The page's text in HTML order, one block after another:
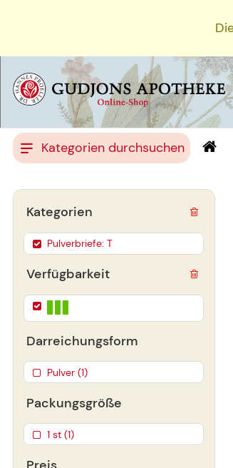
Kategorien durchsuchen
Verfügbarkeit
Darreichungsform
Pulver (1)
Packungsgröße
1 st (1)
Kategorien
Pulverbriefe: T